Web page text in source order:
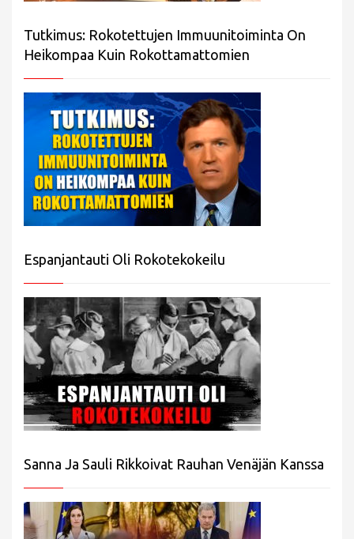
Tutkimus: Rokotettujen Immuunitoiminta On
Heikompaa Kuin Rokottamattomien
Espanjantauti Oli Rokotekokeilu
Sanna Ja Sauli Rikkoivat Rauhan Venäjän Kanssa